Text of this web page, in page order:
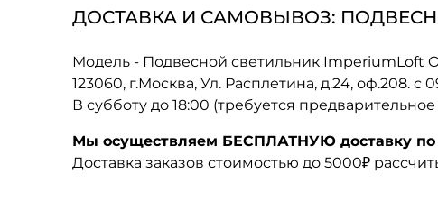
ДОСТАВКА И САМОВЫВОЗ:
Модель - Подвесной светильник ImperiumLoft
123060, г.Москва, Ул. Расплетина, д.24, оф.208.
В субботу до 18:00 (требуется
Мы осуществляем БЕСПЛАТНУЮ доставку по
Доставка заказов стоимостью до 5000₽